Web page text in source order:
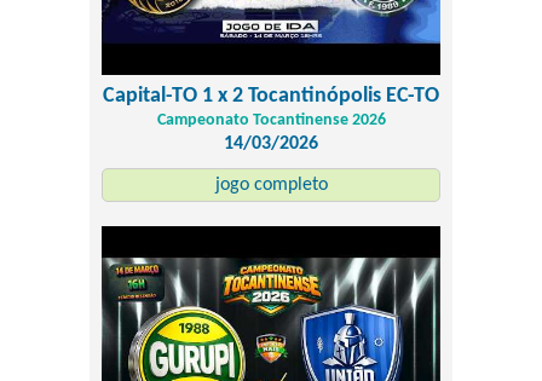
Capital-TO 1 x 2 Tocantinópolis EC-TO
Campeonato Tocantinense 2026
14/03/2026
jogo completo